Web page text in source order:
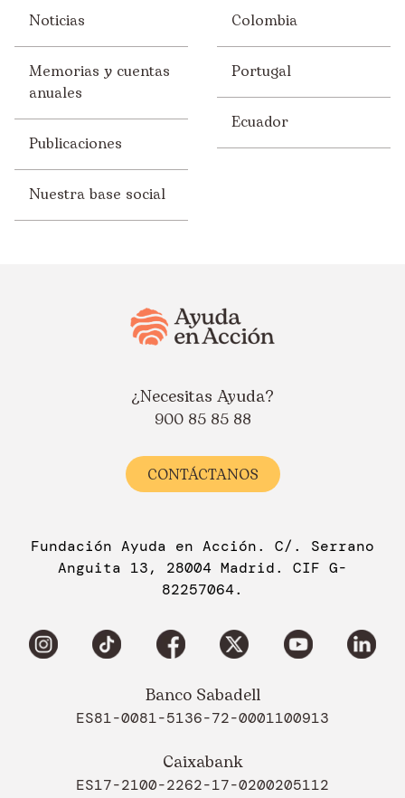
Noticias
Memorias y cuentas
anuales
Publicaciones
Nuestra base social
Colombia
Portugal
Ecuador
¿Necesitas Ayuda?
900 85 85 88
CONTÁCTANOS
Fundación Ayuda en Acción. C/. Serrano
Anguita 13, 28004 Madrid. CIF G-
82257064.
Banco Sabadell
ES81-0081-5136-72-0001100913
Caixabank
ES17-2100-2262-17-0200205112